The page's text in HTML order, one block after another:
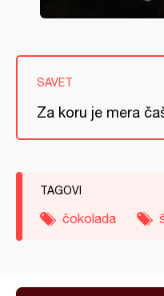
SAVET
Za koru je mera
TAGOVI
čokolada